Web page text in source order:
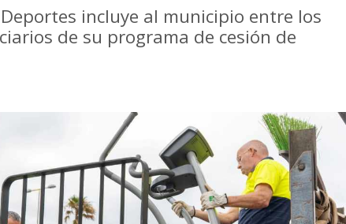
incluye al municipio entre los
de su programa de cesión de